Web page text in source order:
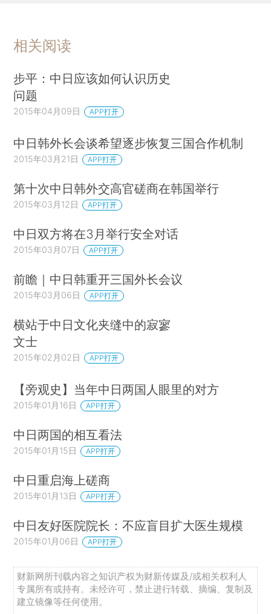
相关阅读
步平：中日应该如何认识历史
问题
2015年04月09日 APP打开
中日韩外长会谈希望逐步恢复三国合作机制
2015年03月21日 APP打开
第十次中日韩外交高官磋商在韩国举行
2015年03月12日 APP打开
中日双方将在3月举行安全对话
2015年03月07日 APP打开
前瞻｜中日韩重开三国外长会议
2015年03月06日 APP打开
横站于中日文化夹缝中的寂寥
文士
2015年02月02日 APP打开
【旁观史】当年中日两国人眼里的对方
2015年01月16日 APP打开
中日两国的相互看法
2015年01月15日 APP打开
中日重启海上磋商
2015年01月13日 APP打开
中日友好医院院长：不应盲目扩大医生规模
2015年01月06日 APP打开
财新网所刊载内容之知识产权为财新传媒及/或相关权利人
专属所有或持有。未经许可，禁止进行转载、摘编、复制及
建立镜像等任何使用。